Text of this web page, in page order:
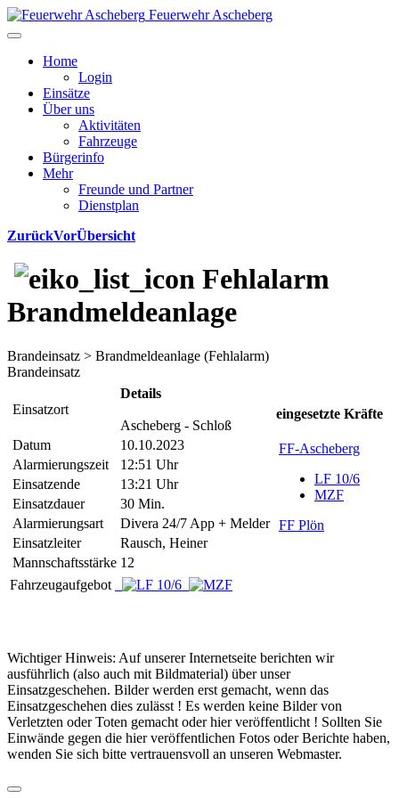
Feuerwehr Ascheberg
Home
Login
Einsätze
Über uns
Aktivitäten
Fahrzeuge
Bürgerinfo
Mehr
Freunde und Partner
Dienstplan
ZurückVorÜbersicht
Fehlalarm
Brandmeldeanlage
Brandeinsatz > Brandmeldeanlage (Fehlalarm)
Brandeinsatz
Einsatzort
Details
Ascheberg - Schloß
Datum
10.10.2023
Alarmierungszeit
12:51 Uhr
Einsatzende
13:21 Uhr
Einsatzdauer
30 Min.
Alarmierungsart
Divera 24/7 App + Melder
Einsatzleiter
Rausch, Heiner
Mannschaftsstärke 12
eingesetzte Kräfte
FF-Ascheberg
LF 10/6
MZF
FF Plön
Fahrzeugaufgebot
Wichtiger Hinweis: Auf unserer Internetseite berichten wir
ausführlich (also auch mit Bildmaterial) über unser
Einsatzgeschehen. Bilder werden erst gemacht, wenn das
Einsatzgeschehen dies zulässt ! Es werden keine Bilder von
Verletzten oder Toten gemacht oder hier veröffentlicht ! Sollten Sie
Einwände gegen die hier veröffentlichen Fotos oder Berichte haben,
wenden Sie sich bitte vertrauensvoll an unseren Webmaster.